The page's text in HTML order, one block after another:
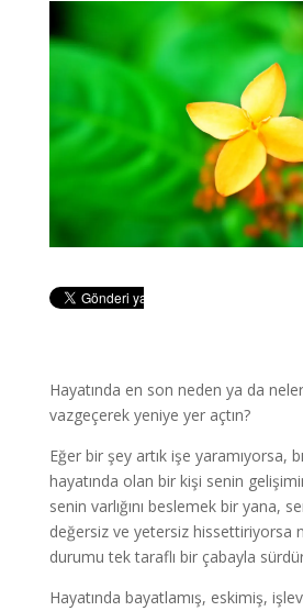
Hayatında en son neden ya da
vazgeçerek yeniye yer açtın?
Eğer bir şey artık işe yaramıyorsa,
hayatında olan bir kişi senin
senin varlığını beslemek bir yana,
değersiz ve yetersiz hissettiriyorsa
durumu tek taraflı bir çabayla
Hayatında bayatlamış, eskimiş,